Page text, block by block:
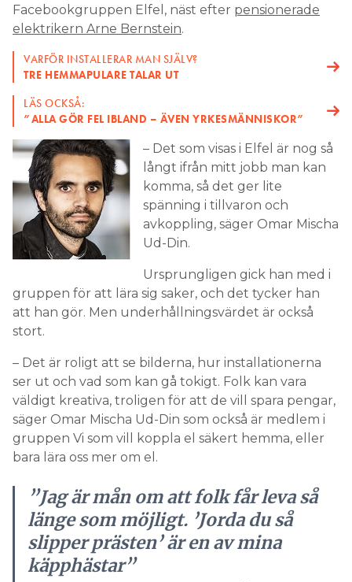
Facebookgruppen Elfel, näst efter pensionerade
elektrikern Arne Bernstein.
VARFÖR INSTALLERAR MAN SJÄLV?
TRE HEMMAPULARE TALAR UT
LÄS OCKSÅ:
”ALLA GÖR FEL IBLAND – ÄVEN YRKESMÄNNISKOR”
– Det som visas i Elfel är nog så
långt ifrån mitt jobb man kan
komma, så det ger lite
spänning i tillvaron och
avkoppling, säger Omar Mischa
Ud-Din.
Ursprungligen gick han med i
gruppen för att lära sig saker, och det tycker han
att han gör. Men underhållningsvärdet är också
stort.
– Det är roligt att se bilderna, hur installationerna
ser ut och vad som kan gå tokigt. Folk kan vara
väldigt kreativa, troligen för att de vill spara pengar,
säger Omar Mischa Ud-Din som också är medlem i
gruppen Vi som vill koppla el säkert hemma, eller
bara lära oss mer om el.
”Jag är mån om att folk får leva så
länge som möjligt. ’Jorda du så
slipper prästen’ är en av mina
käpphästar”